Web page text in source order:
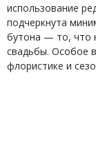
использование
подчеркнута
бутона — то, что
свадьбы. Особое
флористике и